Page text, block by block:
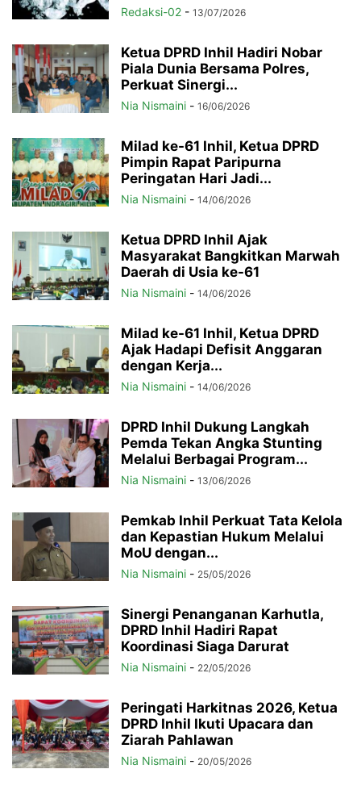
Redaksi-02 - 13/07/2026
Ketua DPRD Inhil Hadiri Nobar
Piala Dunia Bersama Polres,
Perkuat Sinergi...
Nia Nismaini - 16/06/2026
Milad ke-61 Inhil, Ketua DPRD
Pimpin Rapat Paripurna
Peringatan Hari Jadi...
Nia Nismaini - 14/06/2026
Ketua DPRD Inhil Ajak
Masyarakat Bangkitkan Marwah
Daerah di Usia ke-61
Nia Nismaini - 14/06/2026
Milad ke-61 Inhil, Ketua DPRD
Ajak Hadapi Defisit Anggaran
dengan Kerja...
Nia Nismaini - 14/06/2026
DPRD Inhil Dukung Langkah
Pemda Tekan Angka Stunting
Melalui Berbagai Program...
Nia Nismaini - 13/06/2026
Pemkab Inhil Perkuat Tata Kelola
dan Kepastian Hukum Melalui
MoU dengan...
Nia Nismaini - 25/05/2026
Sinergi Penanganan Karhutla,
DPRD Inhil Hadiri Rapat
Koordinasi Siaga Darurat
Nia Nismaini - 22/05/2026
Peringati Harkitnas 2026, Ketua
DPRD Inhil Ikuti Upacara dan
Ziarah Pahlawan
Nia Nismaini - 20/05/2026